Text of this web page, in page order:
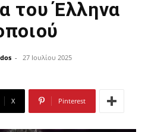
του Έλληνα
- 27 Ιουλίου 2025
X Pinterest